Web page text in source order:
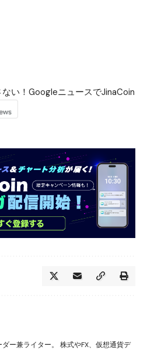
い！GoogleニュースでJinaCoin
ー兼ライター。 株式やFX、仮想通貨デ